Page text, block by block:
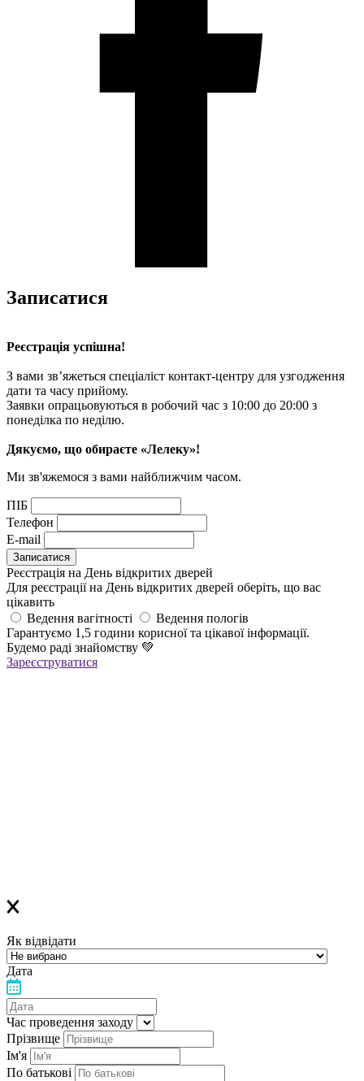
Записатися
Реєстрація успішна!
З вами зв’яжеться спеціаліст контакт-центру для узгодження
дати та часу прийому.
Заявки опрацьовуються в робочий час з 10:00 до 20:00 з
понеділка по неділю.
Дякуємо, що обираєте «Лелеку»!
Ми зв'яжемося з вами найближчим часом.
ПІБ
Телефон
E-mail
Реєстрація на День відкритих дверей
Для реєстрації на День відкритих дверей оберіть, що вас
цікавить
Ведення вагітності
Ведення пологів
Гарантуємо 1,5 години корисної та цікавої інформації.
Будемо раді знайомству 💚
Зареєструватися
Як відвідати
Дата
Час проведення заходу
Прізвище
Ім'я
По батькові